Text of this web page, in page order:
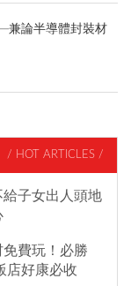
論半導體封裝材
/ HOT ARTICLES /
子女出人頭地
費玩！必勝
店好康必收